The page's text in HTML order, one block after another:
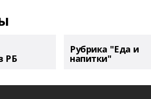
РБ
Рубрика "Еда и
напитки"